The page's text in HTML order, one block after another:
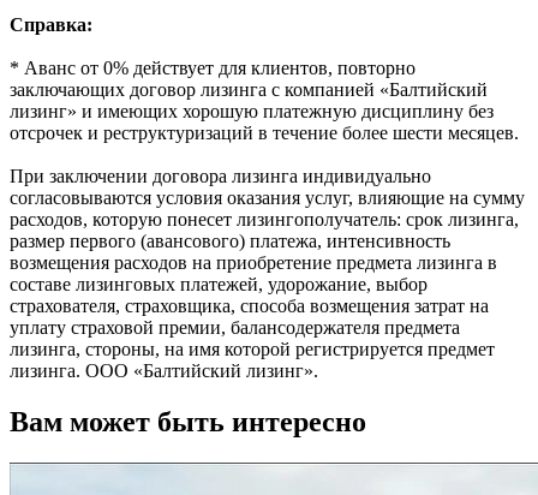
Справка:
* Аванс от 0% действует для клиентов, повторно
заключающих договор лизинга с компанией «Балтийский
лизинг» и имеющих хорошую платежную дисциплину без
отсрочек и реструктуризаций в течение более шести месяцев.
При заключении договора лизинга индивидуально
согласовываются условия оказания услуг, влияющие на сумму
расходов, которую понесет лизингополучатель: срок лизинга,
размер первого (авансового) платежа, интенсивность
возмещения расходов на приобретение предмета лизинга в
составе лизинговых платежей, удорожание, выбор
страхователя, страховщика, способа возмещения затрат на
уплату страховой премии, балансодержателя предмета
лизинга, стороны, на имя которой регистрируется предмет
лизинга. ООО «Балтийский лизинг».
Вам может быть интересно